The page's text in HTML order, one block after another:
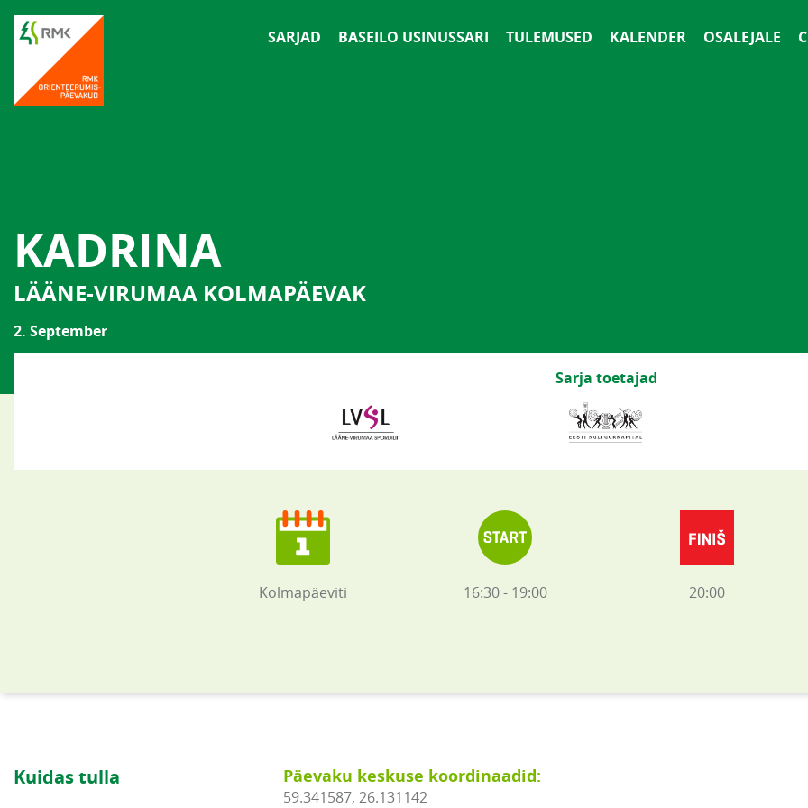
SARJAD BASEILO USINUSSARI TULEMUSED KALENDER OSALEJALE
KADRINA
LÄÄNE-VIRUMAA KOLMAPÄEVAK
2. September
Sarja toetajad
Kolmapäeviti 16:30 - 19:00 20:00
Kuidas tulla Päevaku keskuse koordinaadid:
59.341587, 26.131142